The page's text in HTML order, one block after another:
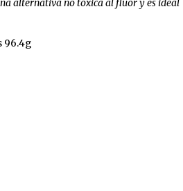
alternativa no tóxica al flúor y es ideal